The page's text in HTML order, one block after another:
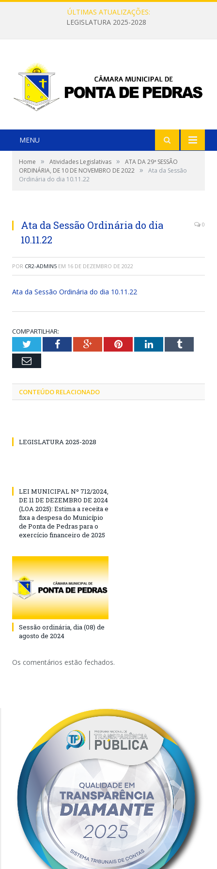
ÚLTIMAS ATUALIZAÇÕES:
LEGISLATURA 2025-2028
MENU
Home » Atividades Legislativas »
ATA DA 29ª SESSÃO
ORDINÁRIA, DE 10 DE NOVEMBRO DE 2022 »
Ata da Sessão
Ordinária do dia 10.11.22
Ata da Sessão Ordinária do dia
10.11.22
0
POR CR2-ADMIN5 EM 16 DE DEZEMBRO DE 2022
Ata da Sessão Ordinária do dia 10.11.22
COMPARTILHAR:
TwitterFacebookGoogle+PinterestLinkedInTumblr
Email
CONTEÚDO RELACIONADO
LEGISLATURA 2025-2028
LEI MUNICIPAL Nº 712/2024,
DE 11 DE DEZEMBRO DE 2024
(LOA 2025): Estima a receita e
fixa a despesa do Município
de Ponta de Pedras para o
exercício financeiro de 2025
Sessão ordinária, dia (08) de
agosto de 2024
Os comentários estão fechados.